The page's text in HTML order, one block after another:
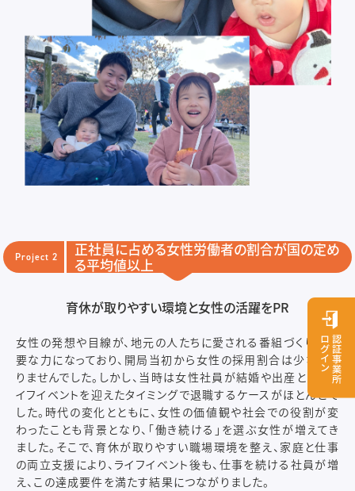
Project 2
正社員に占める女性労働者の割合が国の定め
る平均値以上
育休が取りやすい環境と女性の活躍をPR
女性の発想や目線が、地元の人たちに愛される番組づくりの重
要な力になっており、開局当初から女性の採用割合は少なくあ
りませんでした。しかし、当時は女性社員が結婚や出産というラ
イフイベントを迎えたタイミングで退職するケースがほとんどで
した。時代の変化とともに、女性の価値観や社会での役割が変
わったことも背景となり、「働き続ける」を選ぶ女性が増えてき
ました。そこで、育休が取りやすい職場環境を整え、家庭と仕事
の両立支援により、ライフイベント後も、仕事を続ける社員が増
え、この達成要件を満たす結果につながりました。